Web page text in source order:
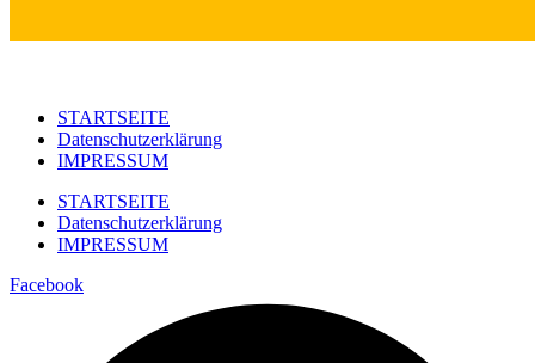
STARTSEITE
Datenschutzerklärung
IMPRESSUM
STARTSEITE
Datenschutzerklärung
IMPRESSUM
Facebook